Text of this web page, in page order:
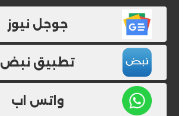
جوجل نيوز
تطبيق نبض
واتس اب